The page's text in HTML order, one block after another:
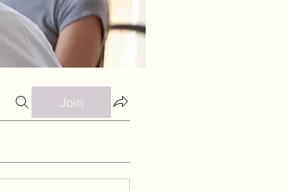
Join